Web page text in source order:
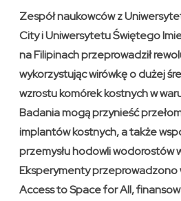
Zespół naukowców z
City i Uniwersytetu Świętego
na Filipinach przeprowadził
wykorzystując wirówkę o dużej
wzrostu komórek kostnych w
Badania mogą przynieść
implantów kostnych, a także
przemysłu hodowli wodorostów
Eksperymenty przeprowadzono
Access to Space for All,